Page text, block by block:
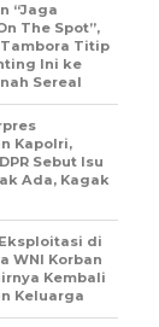
“Jaga
The Spot”,
Titip
Ini ke
Sereal
Kapolri,
Sebut Isu
Ada, Kagak
di
WNI Korban
Kembali
Keluarga